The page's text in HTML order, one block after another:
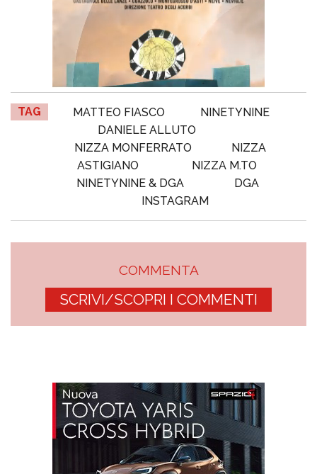
TAG MATTEO FIASCO
NINETYNINE
DANIELE ALLUTO
NIZZA MONFERRATO
NIZZA
ASTIGIANO
NIZZA M.TO
NINETYNINE & DGA
DGA
INSTAGRAM
COMMENTA
SCRIVI/SCOPRI I COMMENTI